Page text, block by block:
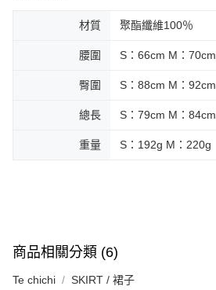
材質 聚酯纖維100％
腰圍 S：66cm M：70cm
臀圍 S：88cm M：92cm
總長 S：79cm M：84cm
重量 S：192g M：220g
商品相關分類 (6)
Te chichi SKIRT / 裙子